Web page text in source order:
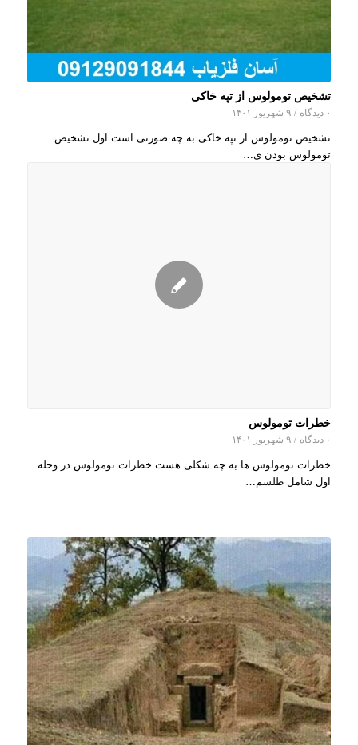
تشخیص تومولوس از تپه خاکی
۰ دیدگاه / ۹ شهریور ۱۴۰۱
تشخیص تومولوس از تپه خاکی به چه صورتی است اول تشخیص
تومولوس بودن ی…
خطرات تومولوس
۰ دیدگاه / ۹ شهریور ۱۴۰۱
خطرات تومولوس ها به چه شکلی هست خطرات تومولوس در وحله
اول شامل طلسم…